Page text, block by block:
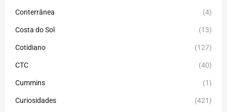
Conterrânea (4)
Costa do Sol (13)
Cotidiano (127)
CTC (40)
Cummins (1)
Curiosidades (421)